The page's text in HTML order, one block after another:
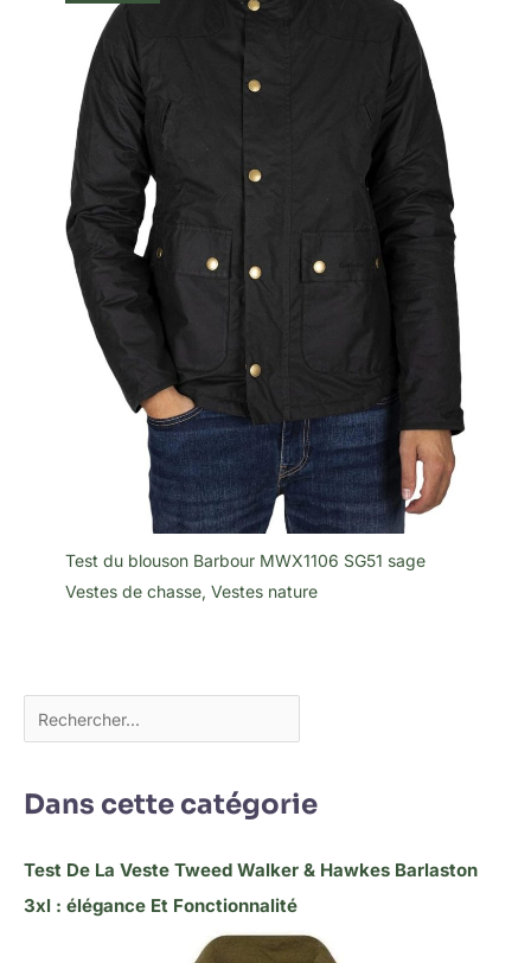
Test du blouson Barbour MWX1106 SG51 sage
Vestes de chasse, Vestes nature
Dans cette catégorie
Test De La Veste Tweed Walker & Hawkes Barlaston
3xl : élégance Et Fonctionnalité